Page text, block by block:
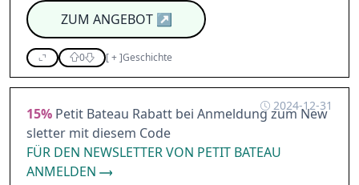
ZUM ANGEBOT↗
0 [+]Geschichte
2024-12-31
15% Petit Bateau Rabatt bei Anmeldung zum New
sletter mit diesem Code
FÜR DEN NEWSLETTER VON PETIT BATEAU
ANMELDEN